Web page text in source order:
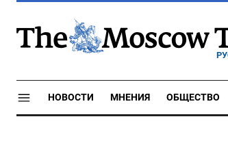
НОВОСТИ МНЕНИЯ ОБЩЕСТВО